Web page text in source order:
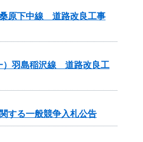
原下中線 道路改良工事
）羽島稲沢線 道路改良工
する一般競争入札公告